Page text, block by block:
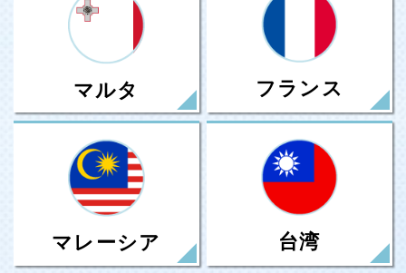
マルタ フランス
マレーシア 台湾